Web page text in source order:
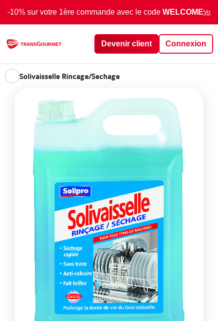
-10% sur votre 1ère commande avec le code WELCOMEVoir
Devenir client Connexion
Solivaisselle Rincage/Sechage